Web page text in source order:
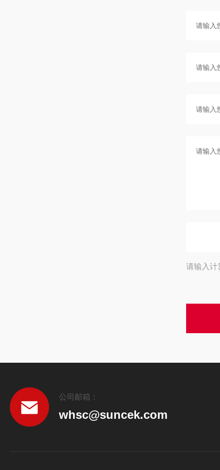
请输入计
公司邮箱：
whsc@suncek.com